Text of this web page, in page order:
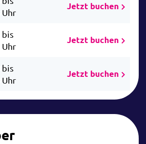
Uhr
Jetzt buchen
bis
Uhr
Jetzt buchen
bis
Uhr
Jetzt buchen